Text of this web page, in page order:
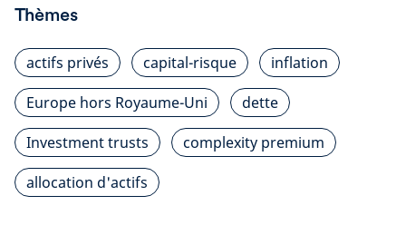
Thèmes
actifs privés capital-risque
inflation
Europe hors Royaume-Uni
dette
Investment trusts
complexity premium
allocation d'actifs